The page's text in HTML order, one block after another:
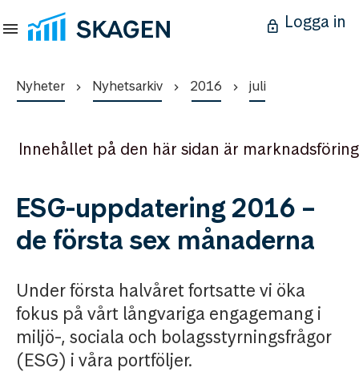
Logga in
Nyheter Nyhetsarkiv 2016 juli
Innehållet på den här sidan är marknadsföring
ESG-uppdatering 2016 –
de första sex månaderna
Under första halvåret fortsatte vi öka
fokus på vårt långvariga engagemang i
miljö-, sociala och bolagsstyrningsfrågor
(ESG) i våra portföljer.